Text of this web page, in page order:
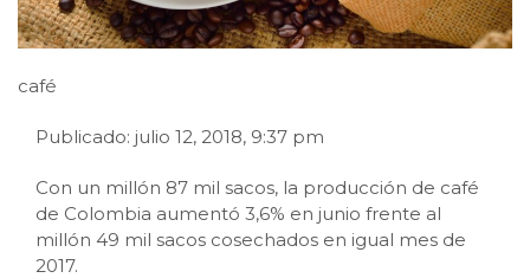
café
Publicado: julio 12, 2018, 9:37 pm
Con un millón 87 mil sacos, la producción de café
de Colombia aumentó 3,6% en junio frente al
millón 49 mil sacos cosechados en igual mes de
2017.